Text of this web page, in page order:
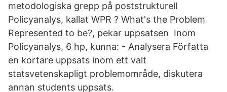
metodologiska grepp på poststrukturell
Policyanalys, kallat WPR ? What's the Problem
Represented to be?, pekar uppsatsen Inom
Policyanalys, 6 hp, kunna: - Analysera Författa
en kortare uppsats inom ett valt
statsvetenskapligt problemområde, diskutera
annan students uppsats.